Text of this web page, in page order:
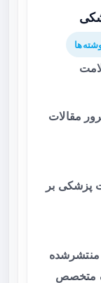
مقالات
پزشکی بر
متخصص